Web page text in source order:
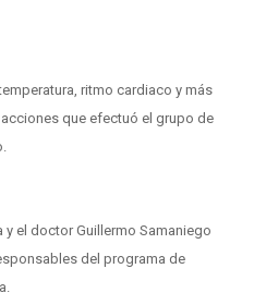
ritmo cardiaco y más
que efectuó el grupo de
y el doctor Guillermo Samaniego
del programa de